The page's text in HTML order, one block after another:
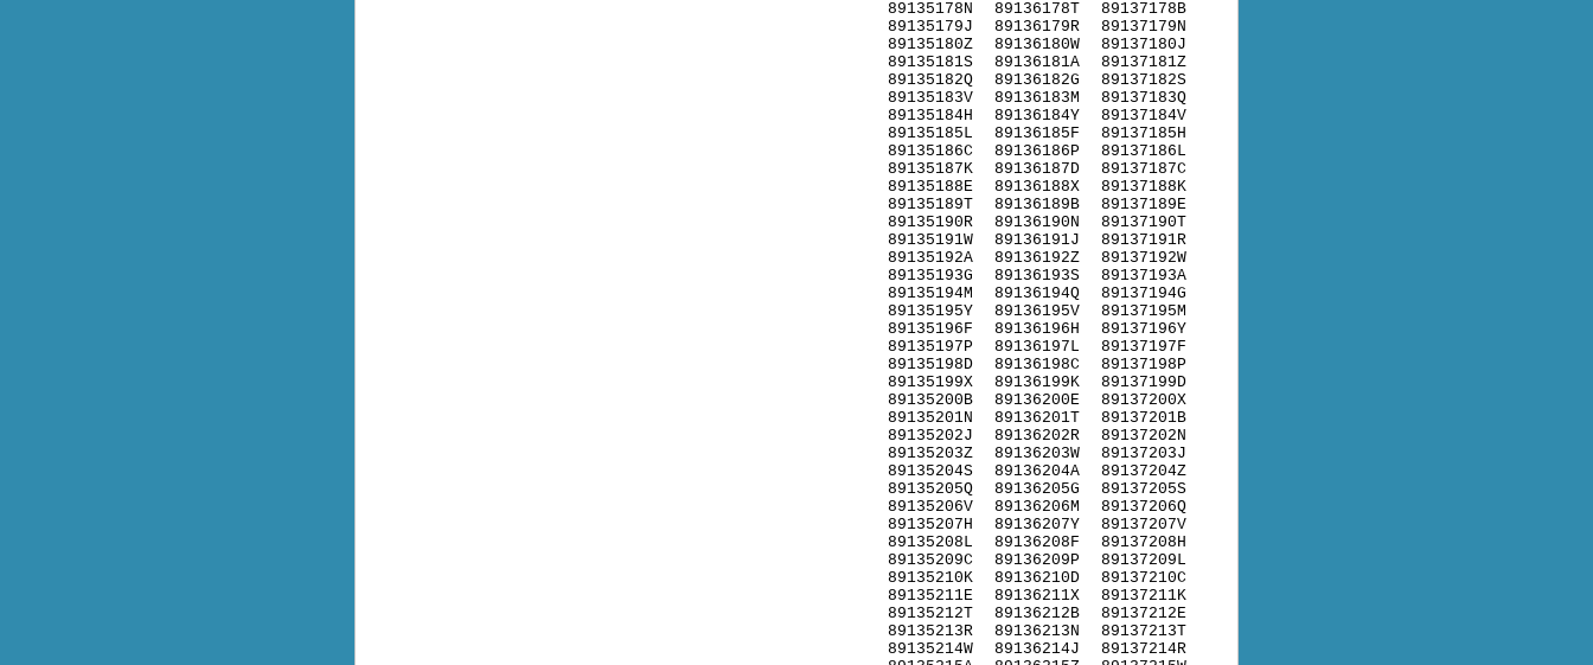
89135178N
89135179J
89135180Z
89135181S
89135182Q
89135183V
89135184H
89135185L
89135186C
89135187K
89135188E
89135189T
89135190R
89135191W
89135192A
89135193G
89135194M
89135195Y
89135196F
89135197P
89135198D
89135199X
89135200B
89135201N
89135202J
89135203Z
89135204S
89135205Q
89135206V
89135207H
89135208L
89135209C
89135210K
89135211E
89135212T
89135213R
89135214W
89136178T
89136179R
89136180W
89136181A
89136182G
89136183M
89136184Y
89136185F
89136186P
89136187D
89136188X
89136189B
89136190N
89136191J
89136192Z
89136193S
89136194Q
89136195V
89136196H
89136197L
89136198C
89136199K
89136200E
89136201T
89136202R
89136203W
89136204A
89136205G
89136206M
89136207Y
89136208F
89136209P
89136210D
89136211X
89136212B
89136213N
89136214J
89137178B
89137179N
89137180J
89137181Z
89137182S
89137183Q
89137184V
89137185H
89137186L
89137187C
89137188K
89137189E
89137190T
89137191R
89137192W
89137193A
89137194G
89137195M
89137196Y
89137197F
89137198P
89137199D
89137200X
89137201B
89137202N
89137203J
89137204Z
89137205S
89137206Q
89137207V
89137208H
89137209L
89137210C
89137211K
89137212E
89137213T
89137214R